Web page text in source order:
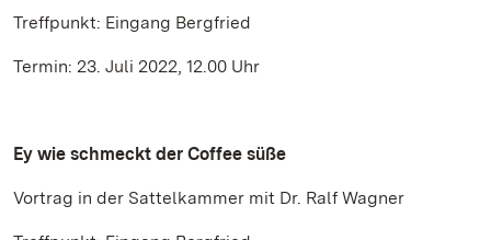
Treffpunkt: Eingang Bergfried
Termin: 23. Juli 2022, 12.00 Uhr
Ey wie schmeckt der Coffee süße
Vortrag in der Sattelkammer mit Dr. Ralf Wagner